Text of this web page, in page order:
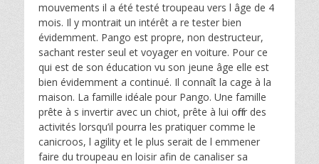
mouvements il a été testé troupeau vers l âge de 4
mois. Il y montrait un intérêt a re tester bien
évidemment. Pango est propre, non destructeur,
sachant rester seul et voyager en voiture. Pour ce
qui est de son éducation vu son jeune âge elle est
bien évidemment a continué. Il connaît la cage à la
maison. La famille idéale pour Pango. Une famille
prête à s invertir avec un chiot, prête à lui offrir des
activités lorsqu’il pourra les pratiquer comme le
canicroos, l agility et le plus serait de l emmener
faire du troupeau en loisir afin de canaliser sa